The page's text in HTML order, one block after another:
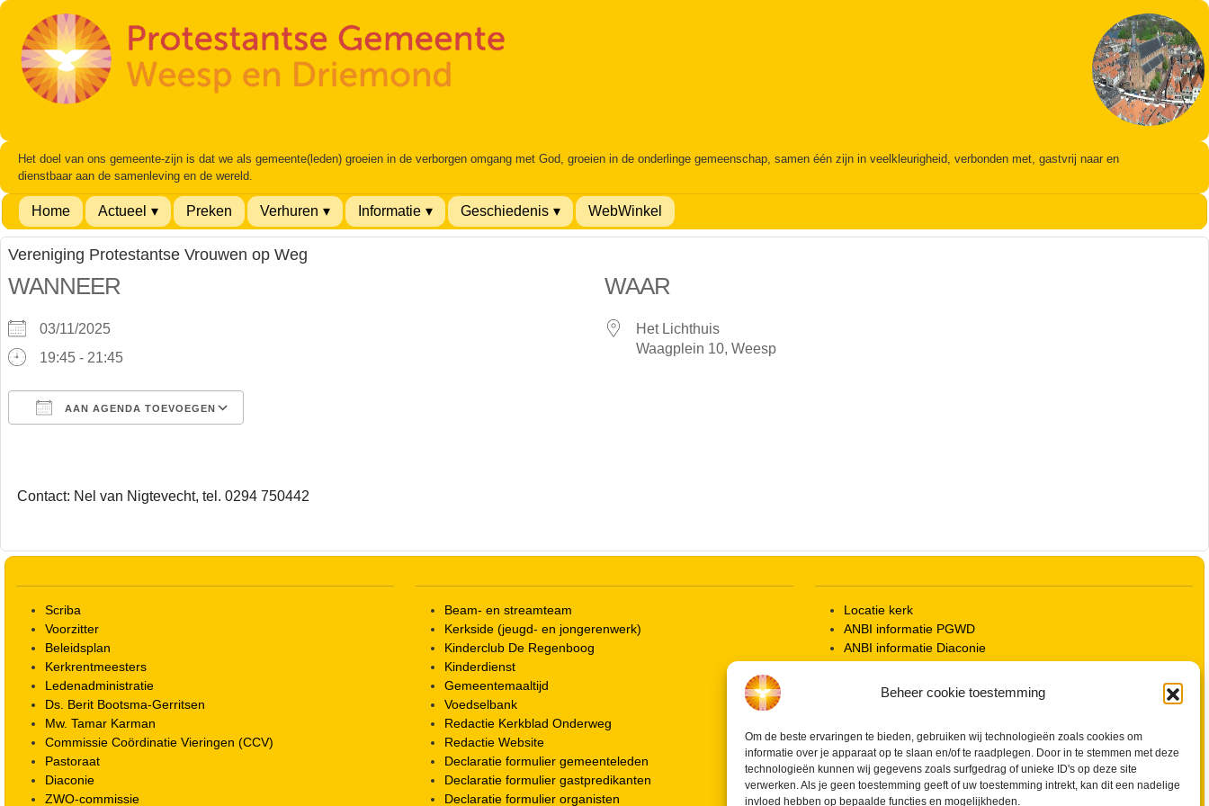
Beheer cookie toestemming
Om de beste ervaringen te bieden, gebruiken wij technologieën zoals cookies om
informatie over je apparaat op te slaan en/of te raadplegen. Door in te stemmen met deze
technologieën kunnen wij gegevens zoals surfgedrag of unieke ID's op deze site
verwerken. Als je geen toestemming geeft of uw toestemming intrekt, kan dit een nadelige
invloed hebben op bepaalde functies en mogelijkheden.
Het doel van ons gemeente-zijn is dat we als gemeente(leden) groeien in de verborgen omgang met God, groeien in de onderlinge gemeenschap, samen één zijn in veelkleurigheid, verbonden met, gastvrij naar en
dienstbaar aan de samenleving en de wereld.
Home Actueel Preken Verhuren Informatie Geschiedenis WebWinkel
Vereniging Protestantse Vrouwen op Weg
WANNEER
03/11/2025
19:45 - 21:45
AAN AGENDA TOEVOEGEN
WAAR
Het Lichthuis
Waagplein 10, Weesp
Contact: Nel van Nigtevecht, tel. 0294 750442
Scriba
Voorzitter
Beleidsplan
Kerkrentmeesters
Ledenadministratie
Ds. Berit Bootsma-Gerritsen
Mw. Tamar Karman
Commissie Coördinatie Vieringen (CCV)
Pastoraat
Diaconie
ZWO-commissie
Beam- en streamteam
Kerkside (jeugd- en jongerenwerk)
Kinderclub De Regenboog
Kinderdienst
Gemeentemaaltijd
Voedselbank
Redactie Kerkblad Onderweg
Redactie Website
Declaratie formulier gemeenteleden
Declaratie formulier gastpredikanten
Declaratie formulier organisten
Locatie kerk
ANBI informatie PGWD
ANBI informatie Diaconie
Info Kerkelijke gebouwen / koster
Redactiestatuut voor kerkblad en website
Privacy
Streaming Protocol
Cookiebeleid (EU)
Zoeken